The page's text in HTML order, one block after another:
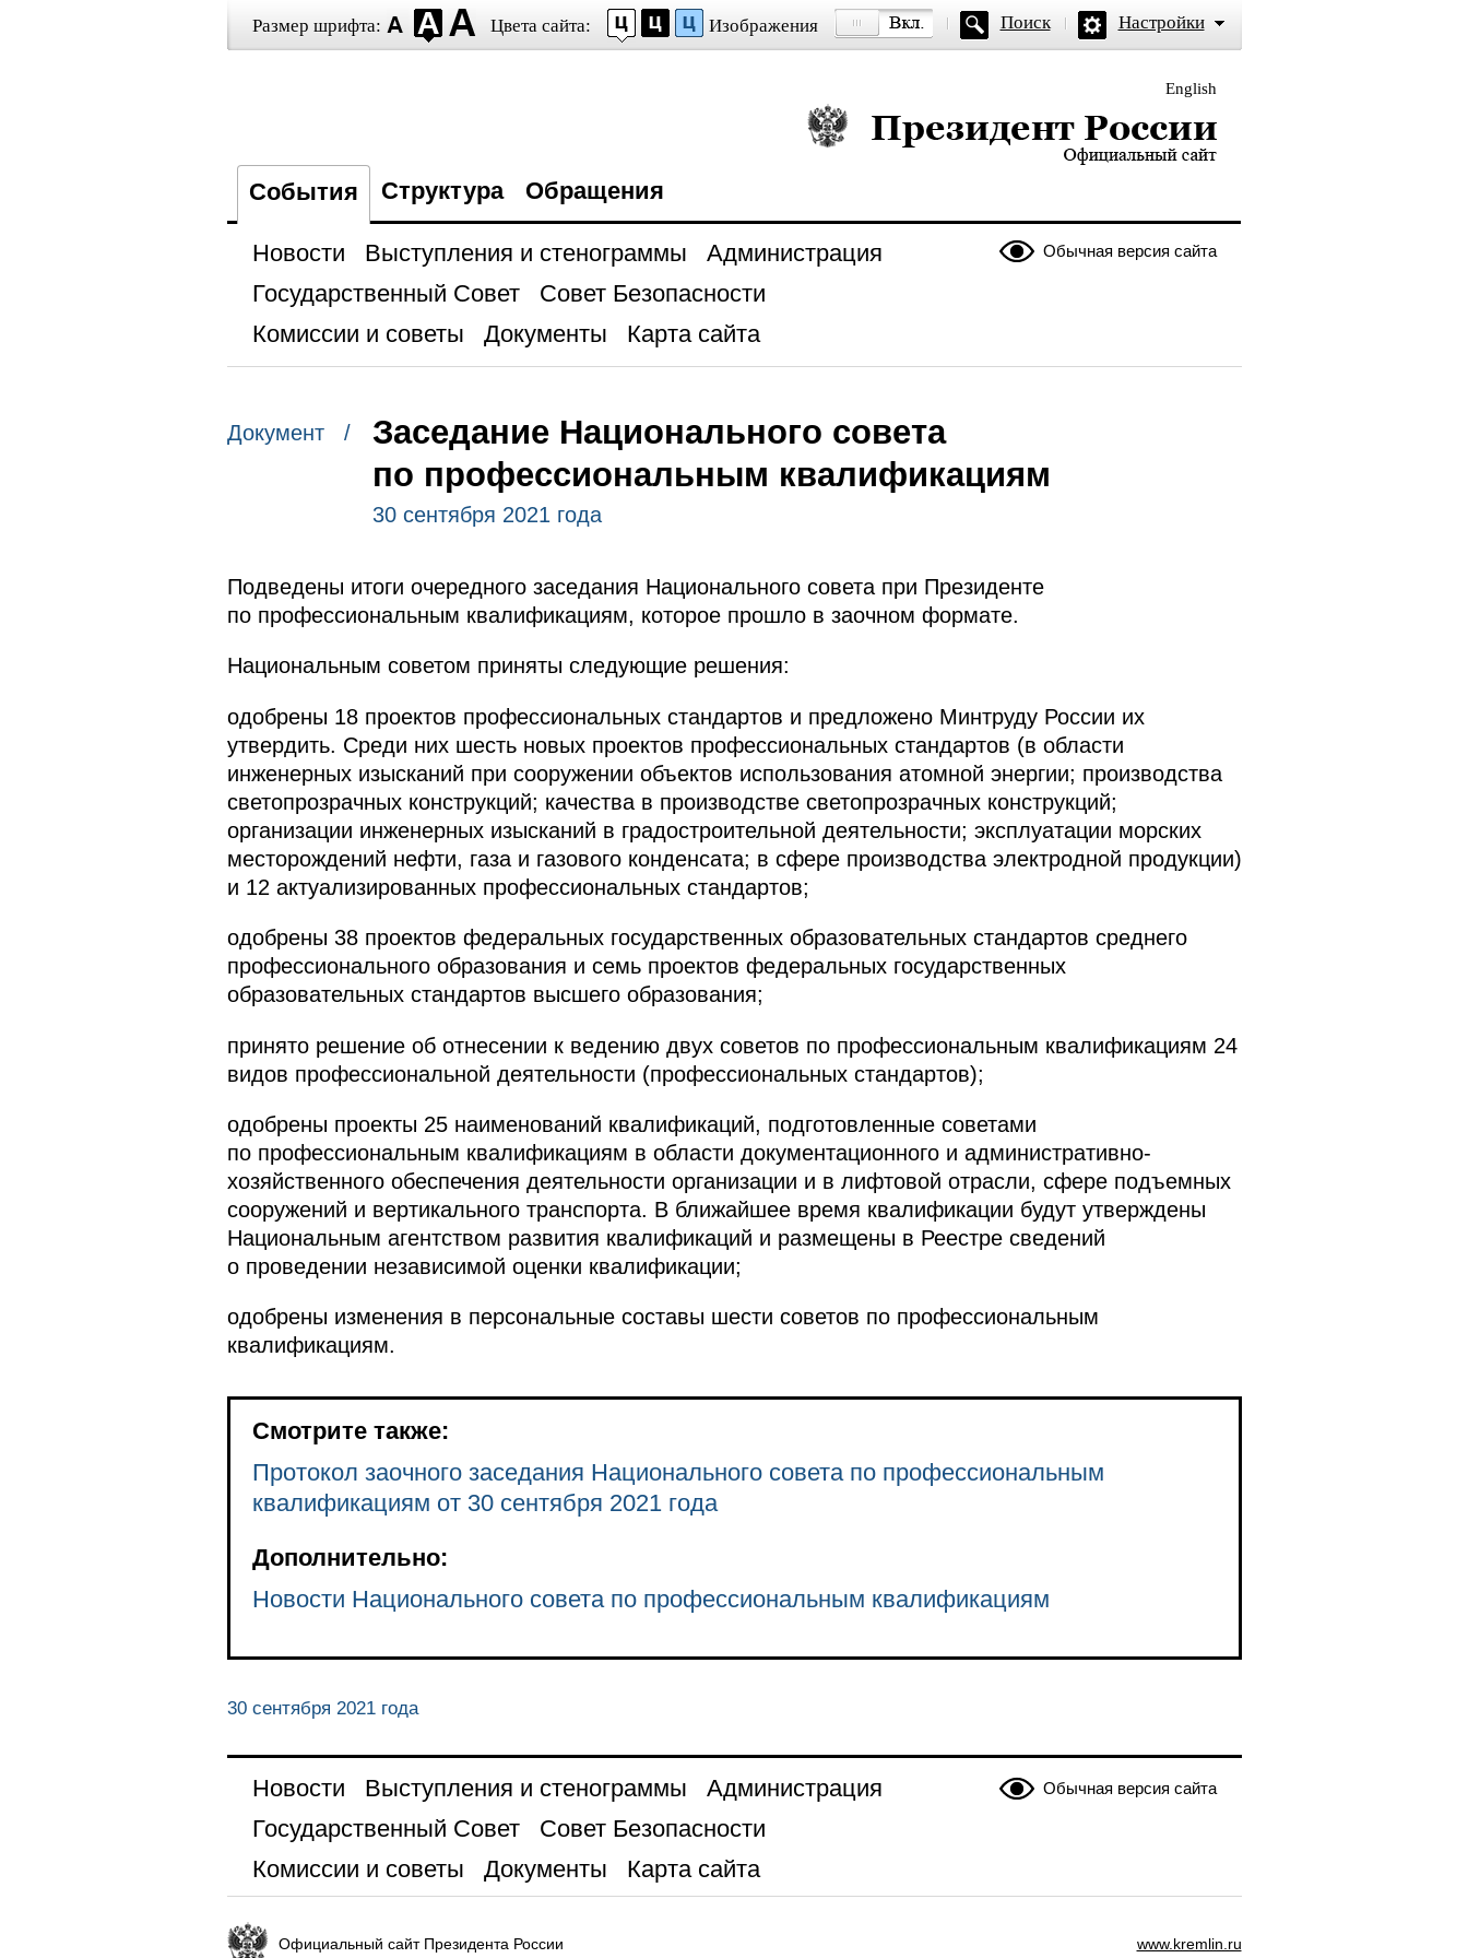
Размер шрифта: Цвета сайта: Изображения Поиск Настройки
English
Президент России — официальный сайт
События Структура Обращения
Обычная версия сайта
Новости Выступления и стенограммы
Администрация
Государственный Совет
Совет Безопасности
Комиссии и советы
Документы Карта сайта
Документ /
Заседание Национального совета
по профессиональным квалификациям
30 сентября 2021 года
Подведены итоги очередного заседания Национального совета при Президенте
по профессиональным квалификациям, которое прошло в заочном формате.
Национальным советом приняты следующие решения:
одобрены 18 проектов профессиональных стандартов и предложено Минтруду России их
утвердить. Среди них шесть новых проектов профессиональных стандартов (в области
инженерных изысканий при сооружении объектов использования атомной энергии; производства
светопрозрачных конструкций; качества в производстве светопрозрачных конструкций;
организации инженерных изысканий в градостроительной деятельности; эксплуатации морских
месторождений нефти, газа и газового конденсата; в сфере производства электродной продукции)
и 12 актуализированных профессиональных стандартов;
одобрены 38 проектов федеральных государственных образовательных стандартов среднего
профессионального образования и семь проектов федеральных государственных
образовательных стандартов высшего образования;
принято решение об отнесении к ведению двух советов по профессиональным квалификациям 24
видов профессиональной деятельности (профессиональных стандартов);
одобрены проекты 25 наименований квалификаций, подготовленные советами
по профессиональным квалификациям в области документационного и административно-
хозяйственного обеспечения деятельности организации и в лифтовой отрасли, сфере подъемных
сооружений и вертикального транспорта. В ближайшее время квалификации будут утверждены
Национальным агентством развития квалификаций и размещены в Реестре сведений
о проведении независимой оценки квалификации;
одобрены изменения в персональные составы шести советов по профессиональным
квалификациям.
Смотрите также:
Протокол заочного заседания Национального совета по профессиональным
квалификациям от 30 сентября 2021 года
Дополнительно:
Новости Национального совета по профессиональным квалификациям
30 сентября 2021 года
Обычная версия сайта
Новости Выступления и стенограммы
Администрация
Государственный Совет
Совет Безопасности
Комиссии и советы
Документы Карта сайта
Официальный сайт Президента России www.kremlin.ru